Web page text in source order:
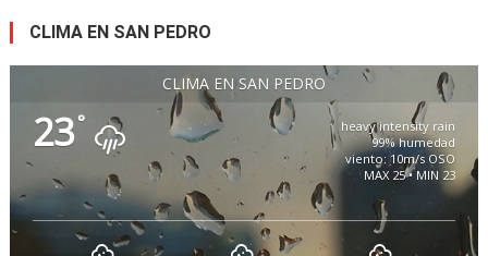
CLIMA EN SAN PEDRO
CLIMA EN SAN PEDRO
23°
heavy intensity rain
99% humedad
viento: 10m/s OSO
MAX 25 • MIN 23